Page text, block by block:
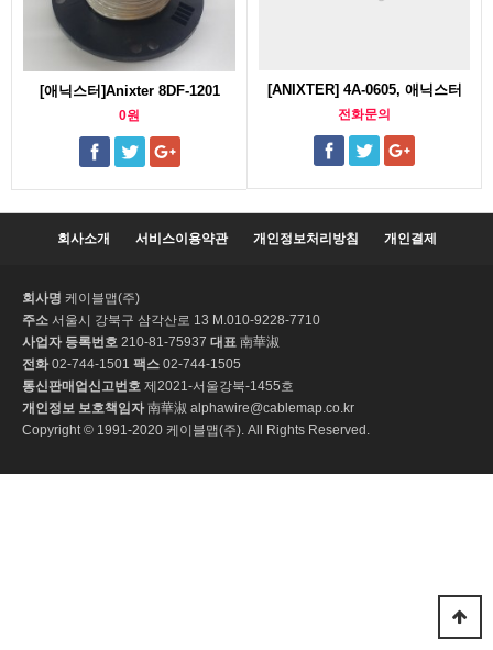
[애닉스터]Anixter 8DF-1201
0원
[ANIXTER] 4A-0605, 애닉스터
전화문의
회사소개 서비스이용약관 개인정보처리방침 개인결제
회사명 케이블맵(주)
주소 서울시 강북구 삼각산로 13 M.010-9228-7710
사업자 등록번호 210-81-75937 대표 南華淑
전화02-744-1501 팩스 02-744-1505
통신판매업신고번호 제2021-서울강북-1455호
개인정보 보호책임자南華淑 alphawire@cablemap.co.kr
Copyright © 1991-2020 케이블맵(주). All Rights Reserved.